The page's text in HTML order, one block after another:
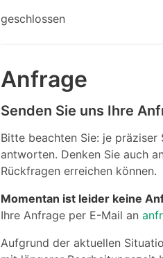
geschlossen
Anfrage
Senden Sie uns Ihre
Bitte beachten Sie: je
antworten. Denken Sie auch
Rückfragen erreichen können.
Momentan ist leider keine
Ihre Anfrage per E-Mail an
Aufgrund der aktuellen